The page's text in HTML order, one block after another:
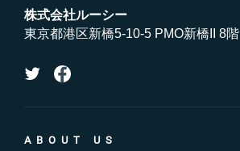
株式会社ルーシー
東京都港区新橋5-10-5 PMO新橋II 8階
ABOUT US